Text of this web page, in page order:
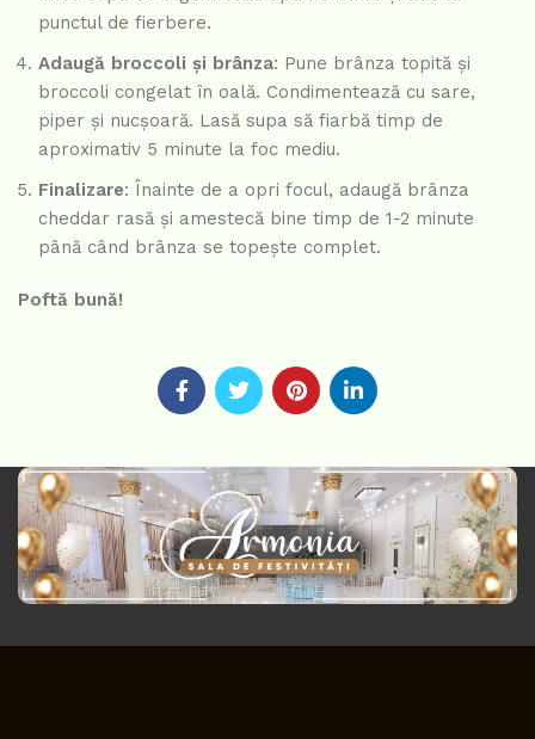
punctul de fierbere.
Adaugă broccoli și brânza: Pune brânza topită și
broccoli congelat în oală. Condimentează cu sare,
piper și nucșoară. Lasă supa să fiarbă timp de
aproximativ 5 minute la foc mediu.
Finalizare: Înainte de a opri focul, adaugă brânza
cheddar rasă și amestecă bine timp de 1-2 minute
până când brânza se topește complet.
Poftă bună!